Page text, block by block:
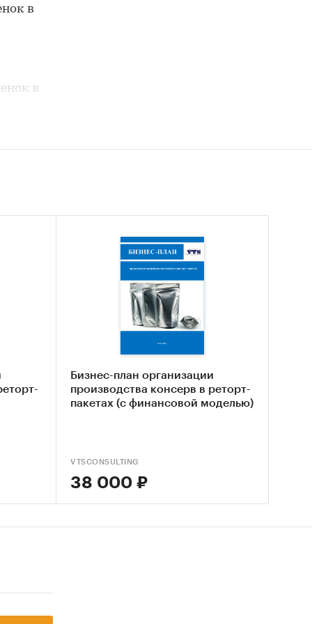
в
в
с
Бизнес-план организации
производства консерв в реторт-
пакетах (с финансовой моделью)
VTSCONSULTING
38 000 ₽